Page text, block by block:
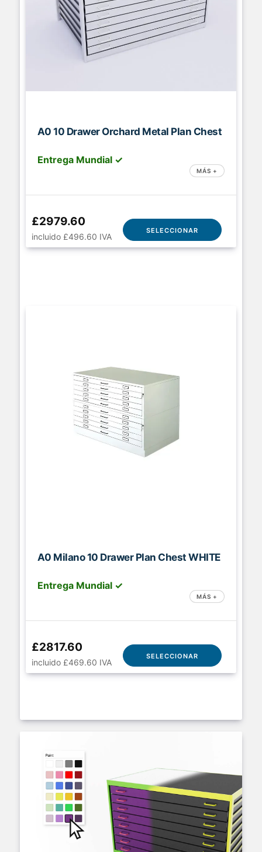
A0 10 Drawer Orchard Metal Plan Chest
Entrega Mundial ✓
MÁS +
£2979.60
incluido £496.60 IVA
SELECCIONAR
A0 Milano 10 Drawer Plan Chest WHITE
Entrega Mundial ✓
MÁS +
£2817.60
incluido £469.60 IVA
SELECCIONAR